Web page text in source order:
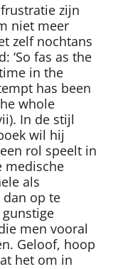
zijn
niet meer
zelf nochtans
‘So fas as the
in the
has been
whole
In de stijl
wil hij
rol speelt in
medische
als
dan op te
men vooral
Geloof, hoop
het om in